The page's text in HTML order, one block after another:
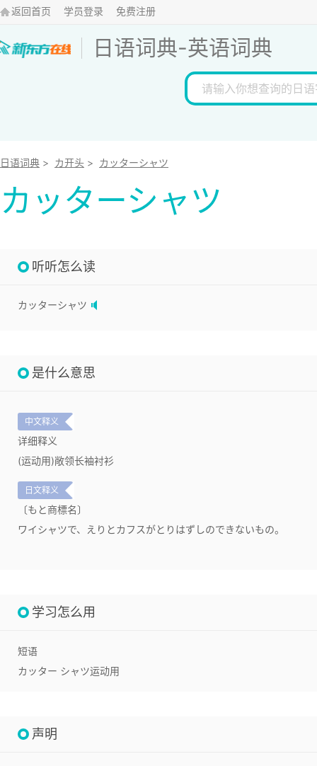
返回首页 学员登录 免费注册
日语词典-英语词典
日语词典 > カ开头 > カッターシャツ
カッターシャツ
听听怎么读
カッターシャツ
是什么意思
中文释义
详细释义
(运动用)敞领长袖衬衫
日文释义
〔もと商標名〕
ワイシャツで、えりとカフスがとりはずしのできないもの。
学习怎么用
短语
カッター シャツ运动用
声明